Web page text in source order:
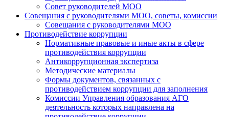
Совет руководителей МОО
Совещания с руководителями МОО, советы, комиссии
Совещания с руководителями МОО
Противодействие коррупции
Нормативные правовые и иные акты в сфере
противодействия коррупции
Антикоррупционная экспертиза
Методические материалы
Формы документов, связанных с
противодействием коррупции для заполнения
Комиссии Управления образования АГО
деятельность которых направлена на